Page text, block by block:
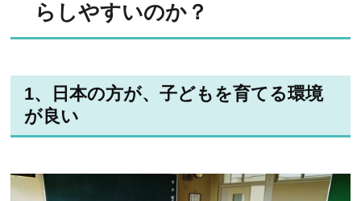
らしやすいのか？
1、日本の方が、子どもを育てる環境
が良い